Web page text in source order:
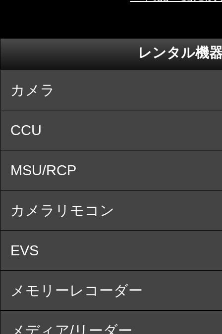
レンタル機
カメラ
CCU
MSU/RCP
カメラリモコン
EVS
メモリーレコーダー
メディア/リーダー